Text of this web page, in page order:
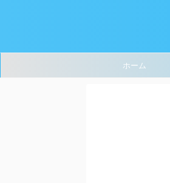
ホーム